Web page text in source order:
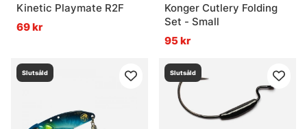
Kinetic Playmate R2F
69 kr
Konger Cutlery Folding
Set - Small
95 kr
Slutsåld Slutsåld